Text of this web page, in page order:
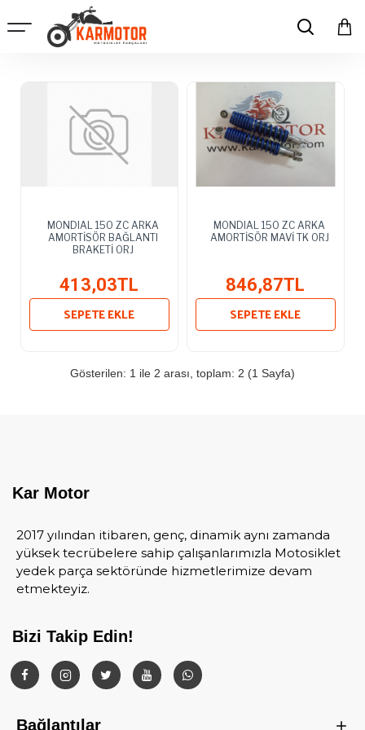
MONDIAL 150 ZC ARKA
AMORTİSÖR BAĞLANTI
BRAKETİ ORJ
413,03TL
SEPETE EKLE
MONDIAL 150 ZC ARKA
AMORTİSÖR MAVİ TK ORJ
846,87TL
SEPETE EKLE
Gösterilen: 1 ile 2 arası, toplam: 2 (1 Sayfa)
Kar Motor
2017 yılından itibaren, genç, dinamik aynı zamanda
yüksek tecrübelere sahip çalışanlarımızla Motosiklet
yedek parça sektöründe hizmetlerimize devam
etmekteyiz.
Bizi Takip Edin!
Bağlantılar